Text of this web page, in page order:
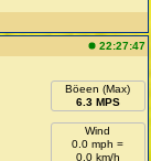
22:27:47
Böeen (Max)
6.3 MPS
Wind
0.0 mph =
0.0 km/h